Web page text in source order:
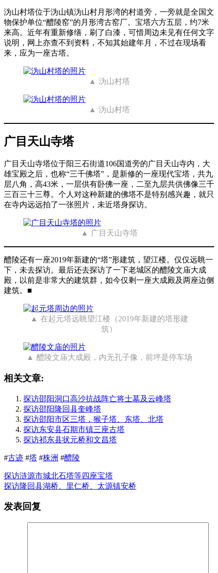
沩山村塔位于沩山镇沩山村月形湾的村道旁，一旁就是全国文
物保护单位“醴陵窑”的月形湾古窑厂。宝塔六方五层，约7米
来高。近年有重新修缮，刷了白漆，可惜周边未见有任何文字
说明，网上亦查不到资料，不知其始建年月，不过在现场看
来，应为一座古塔。
沩山村塔
沩山村塔
广目天山寺塔
广目天山寺塔位于阳三石街道106国道旁的广目天山寺内，大
雄宝殿之后，也称“三千佛塔”，是新修的一座现代宝塔，共九
层八角，高43米，一层供有卧佛一座，二至九层共供佛像三千
三百三十三尊。个人对这种新建的佛塔不是特别感兴趣，就只
在寺内远远拍了一张照片，未近塔身探访。
广目天山寺塔
醴陵还有一座2019年新建的“塔”形建筑，望江楼。仅仅远眺一
下，未去探访。最后还去探访了一下老城区的醴陵文庙大成
殿，以前是非常大的建筑群，如今仅剩一座大成殿及两座边侧
建筑。■
在起元塔远眺望江楼（2019年新建的塔形建
筑）
醴陵文庙大成殿，内无孔子像，前坪是停车场
相关文章:
探访邵阳洞口高沙抗战阵亡将士墓及云峰塔
探访邵阳隆回县奎峰塔
探访邵阳市区三塔，猴子塔、东塔、北塔
探访东安县石期市镇三座古塔
探访祁东县状元桥和文昌塔
#古迹 #塔 #株洲 #醴陵
探访涟源市城北石塔等四座宝塔
探访隆回县湖桥、里仁桥、太源镇安桥
发表回复